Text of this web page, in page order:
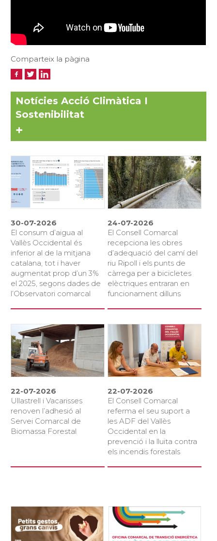
Comparteix la pàgina
Notícies Acció Climàtica I
Sostenibilitat
+
30-07-2026
El consum d’aigua al
Vallès Occidental és
inferior al de la mitjana
catalana, tot i haver
augmentat prop d’un 3%
el 2025, segons dades de
l’Observatori comarcal
24-07-2026
El Consell Comarcal
recepciona les obres
d’adequació del camí del
riu Ripoll i els punts de
càrrega per a bicicletes
elèctriques entraran en
funcionament dilluns
22-07-2026
Ullastrell i Vacarisses
renoven l’adhesió al
Servei Comarcal de
Biomassa Forestal
22-07-2026
El Consell Comarcal
referma el seu suport a
les ADF del Vallès
Occidental en la
prevenció i la lluita contra
els incendis forestals